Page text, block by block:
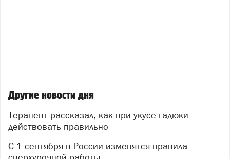
Другие новости дня
Терапевт рассказал, как при укусе гадюки
действовать правильно
С 1 сентября в России изменятся правила